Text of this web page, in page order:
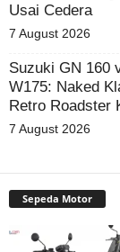
Usai Cedera
7 August 2026
Suzuki GN 160
W175: Naked
Retro Roadster
7 August 2026
Sepeda Motor